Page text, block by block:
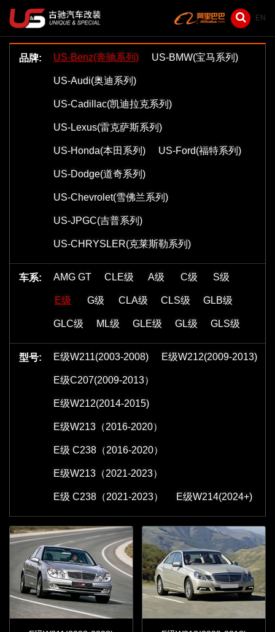
EN
品牌: US-Benz(奔驰系列) US-BMW(宝马系列)
US-Audi(奥迪系列)
US-Cadillac(凯迪拉克系列)
US-Lexus(雷克萨斯系列)
US-Honda(本田系列) US-Ford(福特系列)
US-Dodge(道奇系列)
US-Chevrolet(雪佛兰系列)
US-JPGC(吉普系列)
US-CHRYSLER(克莱斯勒系列)
车系: AMG GT CLE级 A级 C级 S级
E级 G级 CLA级 CLS级 GLB级
GLC级 ML级 GLE级 GL级 GLS级
型号: E级W211(2003-2008) E级W212(2009-2013)
E级C207(2009-2013）
E级W212(2014-2015)
E级W213（2016-2020）
E级 C238（2016-2020）
E级W213（2021-2023）
E级 C238（2021-2023） E级W214(2024+)